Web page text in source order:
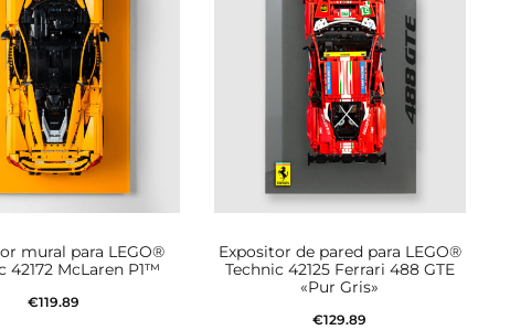
mural para LEGO®
42172 McLaren P1™
€119.89
Expositor de pared para LEGO®
Technic 42125 Ferrari 488 GTE
«Pur Gris»
€129.89